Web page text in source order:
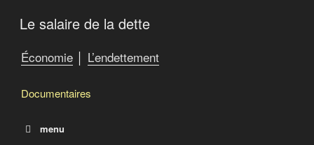
Le salaire de la dette
Économie │ L’endettement
Documentaires
menu